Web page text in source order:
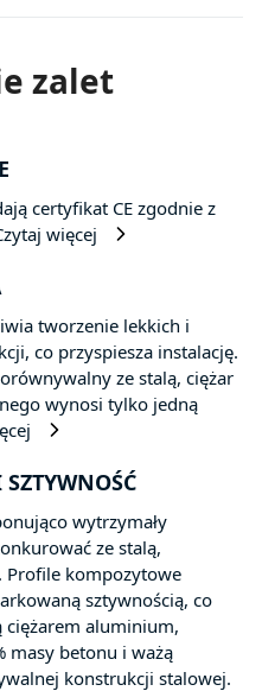
zalet
certyfikat CE zgodnie z
więcej
tworzenie lekkich i
co przyspiesza instalację.
ze stalą, ciężar
wynosi tylko jedną
wytrzymały
ze stalą,
kompozytowe
sztywnością, co
ciężarem aluminium,
masy betonu i ważą
konstrukcji stalowej.